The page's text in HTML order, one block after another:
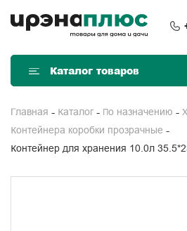
Каталог товаров
Главная Каталог По назначению
Контейнера коробки прозрачные
Контейнер для хранения 10.0л